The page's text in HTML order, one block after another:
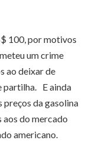
100, por motivos
um crime
ao deixar de
partilha. E ainda
preços da gasolina
aos do mercado
americano.